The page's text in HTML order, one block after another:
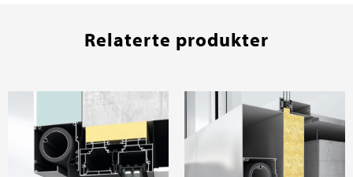
Relaterte produkter